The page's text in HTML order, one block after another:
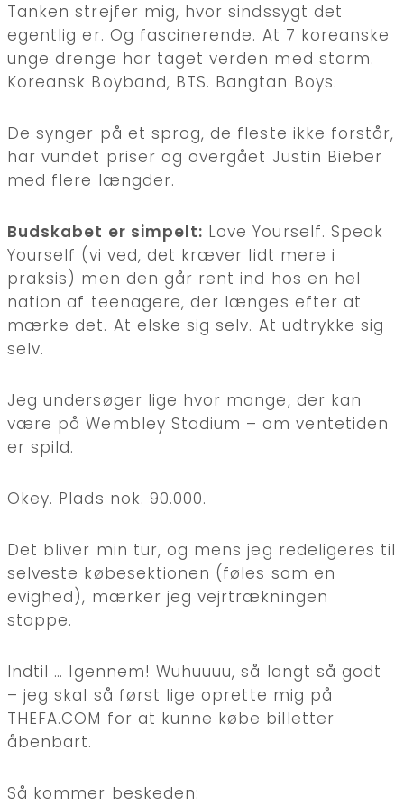
Tanken strejfer mig, hvor sindssygt det
egentlig er. Og fascinerende. At 7 koreanske
unge drenge har taget verden med storm.
Koreansk Boyband, BTS. Bangtan Boys.
De synger på et sprog, de fleste ikke forstår,
har vundet priser og overgået Justin Bieber
med flere længder.
Budskabet er simpelt: Love Yourself. Speak
Yourself (vi ved, det kræver lidt mere i
praksis) men den går rent ind hos en hel
nation af teenagere, der længes efter at
mærke det. At elske sig selv. At udtrykke sig
selv.
Jeg undersøger lige hvor mange, der kan
være på Wembley Stadium – om ventetiden
er spild.
Okey. Plads nok. 90.000.
Det bliver min tur, og mens jeg redeligeres til
selveste købesektionen (føles som en
evighed), mærker jeg vejrtrækningen
stoppe.
Indtil … Igennem! Wuhuuuu, så langt så godt
– jeg skal så først lige oprette mig på
THEFA.COM for at kunne købe billetter
åbenbart.
Så kommer beskeden: